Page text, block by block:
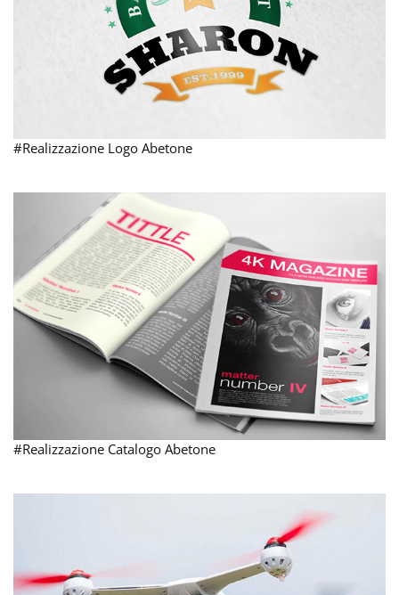
#Realizzazione Logo Abetone
#Realizzazione Catalogo Abetone